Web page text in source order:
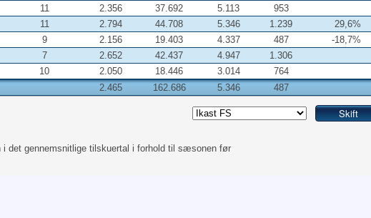
11 2.356 37.692 5.113
953
11 2.794 44.708 5.346 1.239
29,6%
9 2.156 19.403 4.337 487
-18,7%
7 2.652 42.437 4.947
1.306
10 2.050 18.446 3.014
764
2.465
162.686 5.346 487
i det gennemsnitlige tilskuertal i forhold til sæsonen før